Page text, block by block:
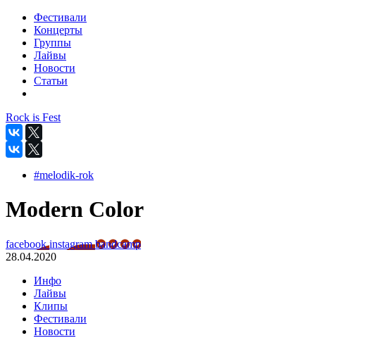
Фестивали
Концерты
Группы
Лайвы
Новости
Статьи
Rock is Fest
#melodik-rok
Modern Color
facebookinstagrambandcamp
28.04.2020
Инфо
Лайвы
Клипы
Фестивали
Новости